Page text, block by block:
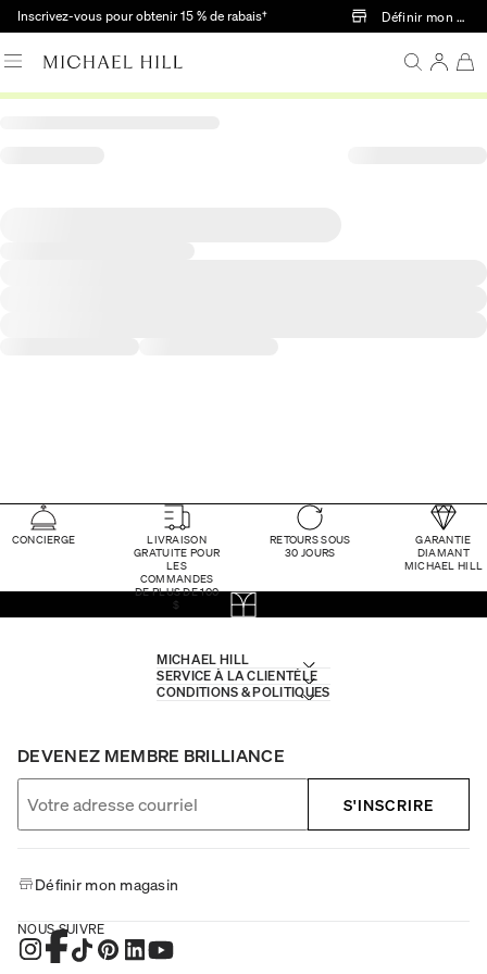
Passer au contenu principal
Inscrivez-vous pour obtenir 15 % de rabais† Définir mon
CONCIERGE
LIVRAISON
GRATUITE POUR
LES
COMMANDES
DE PLUS DE 100
$
RETOURS SOUS
30 JOURS
GARANTIE
DIAMANT
MICHAEL HILL
MICHAEL HILL
SERVICE À LA CLIENTÈLE
CONDITIONS & POLITIQUES
DEVENEZ MEMBRE BRILLIANCE
S'INSCRIRE
Définir mon magasin
NOUS SUIVRE